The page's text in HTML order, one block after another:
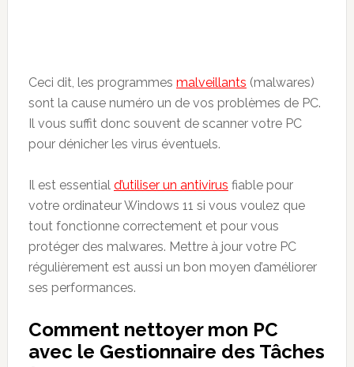
Ceci dit, les programmes malveillants (malwares)
sont la cause numéro un de vos problèmes de PC.
Il vous suffit donc souvent de scanner votre PC
pour dénicher les virus éventuels.
Il est essential d’utiliser un antivirus fiable pour
votre ordinateur Windows 11 si vous voulez que
tout fonctionne correctement et pour vous
protéger des malwares. Mettre à jour votre PC
régulièrement est aussi un bon moyen d’améliorer
ses performances.
Comment nettoyer mon PC
avec le Gestionnaire des Tâches